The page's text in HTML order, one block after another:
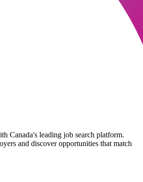
Canada's leading job search platform.
and discover opportunities that match